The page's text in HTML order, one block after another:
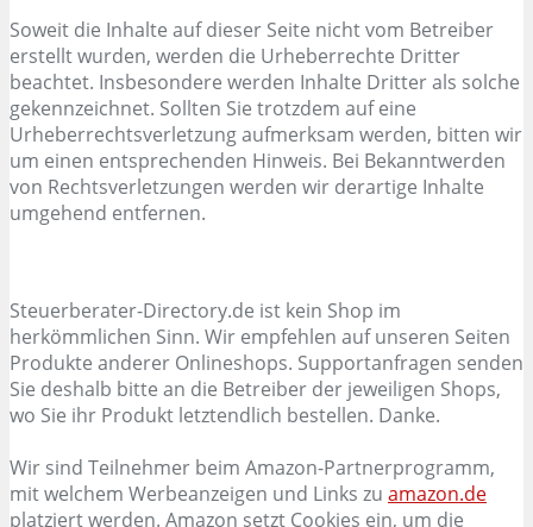
Soweit die Inhalte auf dieser Seite nicht vom Betreiber
erstellt wurden, werden die Urheberrechte Dritter
beachtet. Insbesondere werden Inhalte Dritter als solche
gekennzeichnet. Sollten Sie trotzdem auf eine
Urheberrechtsverletzung aufmerksam werden, bitten wir
um einen entsprechenden Hinweis. Bei Bekanntwerden
von Rechtsverletzungen werden wir derartige Inhalte
umgehend entfernen.
Steuerberater-Directory.de ist kein Shop im
herkömmlichen Sinn. Wir empfehlen auf unseren Seiten
Produkte anderer Onlineshops. Supportanfragen senden
Sie deshalb bitte an die Betreiber der jeweiligen Shops,
wo Sie ihr Produkt letztendlich bestellen. Danke.
Wir sind Teilnehmer beim Amazon-Partnerprogramm,
mit welchem Werbeanzeigen und Links zu amazon.de
platziert werden. Amazon setzt Cookies ein, um die